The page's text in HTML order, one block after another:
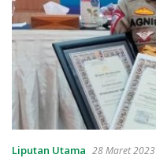
Liputan Utama 28 Maret 2023